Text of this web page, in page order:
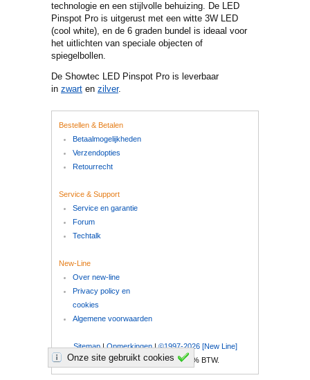
technologie en een stijlvolle behuizing. De LED
Pinspot Pro is uitgerust met een witte 3W LED
(cool white), en de 6 graden bundel is ideaal voor
het uitlichten van speciale objecten of
spiegelbollen.
De Showtec LED Pinspot Pro is leverbaar
in zwart en zilver.
Bestellen & Betalen
Betaalmogelijkheden
Verzendopties
Retourrecht
Service & Support
Service en garantie
Forum
Techtalk
New-Line
Over new-line
Privacy policy en
cookies
Algemene voorwaarden
Sitemap|Opmerkingen|©1997-2026 [New Line]
Al onze prijzen zijn inclusief 21% BTW.
Onze site gebruikt cookies